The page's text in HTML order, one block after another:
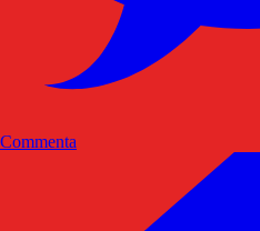
Commenta